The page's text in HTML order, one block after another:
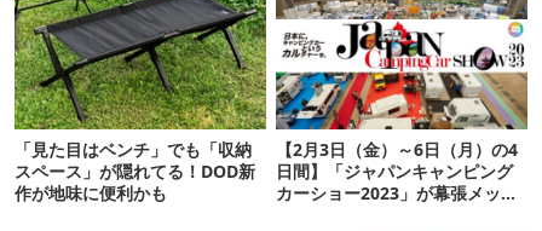
「見た目はベンチ」でも「収納
スペース」が隠れてる！DOD新
作が地味に便利かも
【2月3日（金）～6日（月）の4
日間】「ジャパンキャンピング
カーショー2023」が幕張メッセ